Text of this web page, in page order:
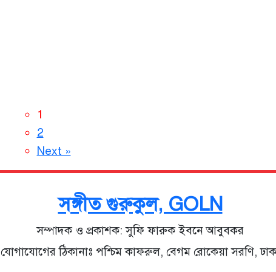
1
2
Next »
সঙ্গীত গুরুকুল, GOLN
সম্পাদক ও প্রকাশক: সুফি ফারুক ইবনে আবুবকর
যোগাযোগের ঠিকানাঃ পশ্চিম কাফরুল, বেগম রোকেয়া সরণি,